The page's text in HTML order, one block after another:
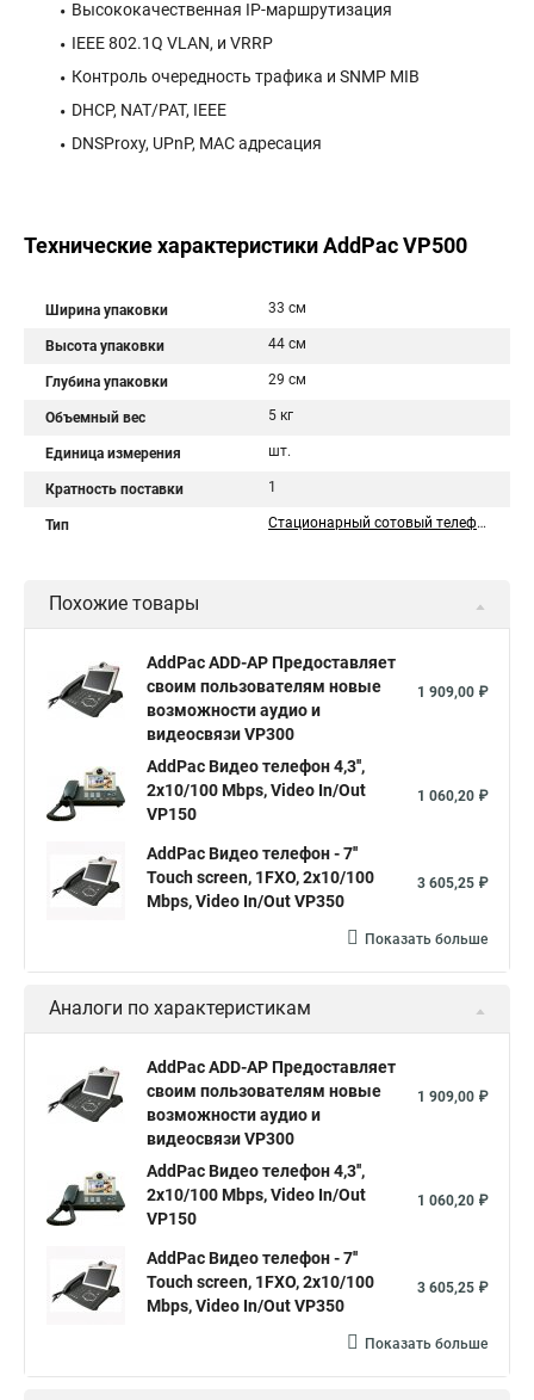
Высококачественная IP-маршрутизация
IEEE 802.1Q VLAN, и VRRP
Контроль очередность трафика и SNMP MIB
DHCP, NAT/PAT, IEEE
DNSProxy, UPnP, MAC адресация
Технические характеристики AddPac VP500
Ширина упаковки 33 см
Высота упаковки 44 см
Глубина упаковки 29 см
Объемный вес 5 кг
Единица измерения шт.
Кратность поставки 1
Тип Стационарный сотовый телефон
Похожие товары
AddPac ADD-AP Предоставляет
своим пользователям новые
возможности аудио и
видеосвязи VP300
1 909,00 ₽
AddPac Видео телефон 4,3'',
2x10/100 Mbps, Video In/Out
VP150
1 060,20 ₽
AddPac Видео телефон - 7''
Touch screen, 1FXO, 2x10/100
Mbps, Video In/Out VP350
3 605,25 ₽
Показать больше
Аналоги по характеристикам
AddPac ADD-AP Предоставляет
своим пользователям новые
возможности аудио и
видеосвязи VP300
1 909,00 ₽
AddPac Видео телефон 4,3'',
2x10/100 Mbps, Video In/Out
VP150
1 060,20 ₽
AddPac Видео телефон - 7''
Touch screen, 1FXO, 2x10/100
Mbps, Video In/Out VP350
3 605,25 ₽
Показать больше